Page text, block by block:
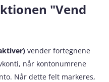
"Vend
vender fortegnene
når kontonumrene
Når dette felt markeres,